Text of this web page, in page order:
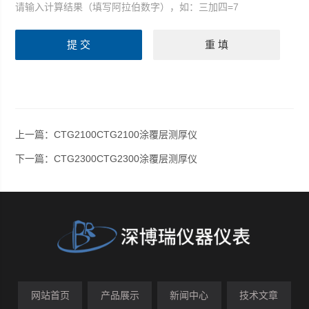
请输入计算结果（填写阿拉伯数字），如：三加四=7
上一篇：CTG2100CTG2100涂覆层测厚仪
下一篇：CTG2300CTG2300涂覆层测厚仪
网站首页 产品展示 新闻中心 技术文章